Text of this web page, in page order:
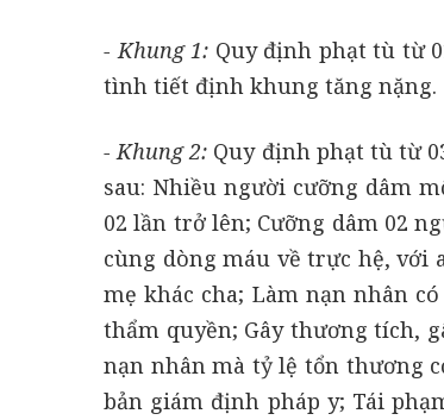
- Khung 1: Quy định phạt tù từ
tình tiết định khung tăng nặng.
- Khung 2: Quy định phạt tù từ
sau: Nhiều người cưỡng dâm
02 lần trở lên; Cưỡng dâm 02
cùng dòng máu về trực hệ, với
mẹ khác cha; Làm nạn nhân
thẩm quyền; Gây thương tích,
nạn nhân mà tỷ lệ tổn thương
bản giám định pháp y; Tái